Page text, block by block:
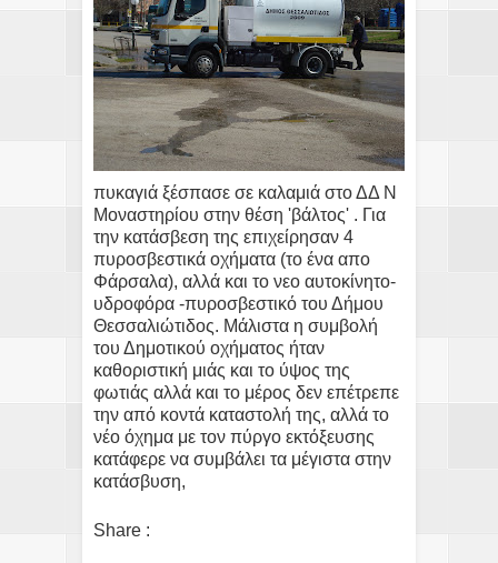
πυκαγιά ξέσπασε σε καλαμιά στο ΔΔ Ν
Μοναστηρίου στην θέση 'βάλτος' . Για
την κατάσβεση της επιχείρησαν 4
πυροσβεστικά οχήματα (το ένα απο
Φάρσαλα), αλλά και το νεο αυτοκίνητο-
υδροφόρα -πυροσβεστικό του Δήμου
Θεσσαλιώτιδος. Μάλιστα η συμβολή
του Δημοτικού οχήματος ήταν
καθοριστική μιάς και το ύψος της
φωτιάς αλλά και το μέρος δεν επέτρεπε
την από κοντά καταστολή της, αλλά το
νέο όχημα με τον πύργο εκτόξευσης
κατάφερε να συμβάλει τα μέγιστα στην
κατάσβυση,
Share :